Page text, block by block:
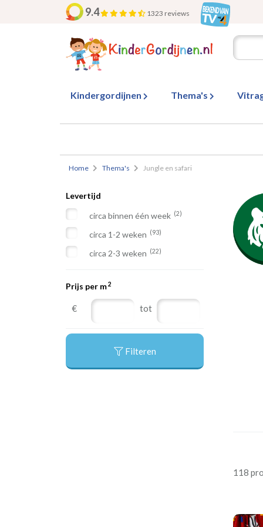
9.4 1323 reviews
Kindergordijnen Thema's
Home Thema's Jungle en safari
Levertijd
circa binnen één week (2)
circa 1-2 weken (93)
circa 2-3 weken (22)
Prijs per m2
€ tot
Filteren
118